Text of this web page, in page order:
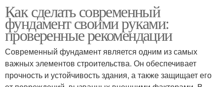
Как сделать современный
фундамент своими руками:
проверенные рекомендации
Современный фундамент является одним из самых
важных элементов строительства. Он обеспечивает
прочность и устойчивость здания, а также защищает его